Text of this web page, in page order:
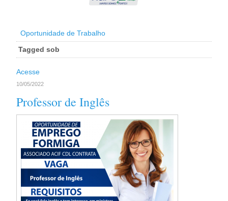
Oportunidade de Trabalho
Tagged sob
Acesse
10/05/2022
Professor de Inglês